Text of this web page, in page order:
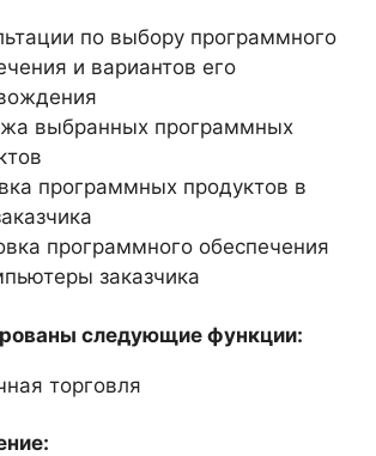
по выбору программного
и вариантов его
выбранных программных
программных продуктов в
программного обеспечения
заказчика
следующие функции:
торговля